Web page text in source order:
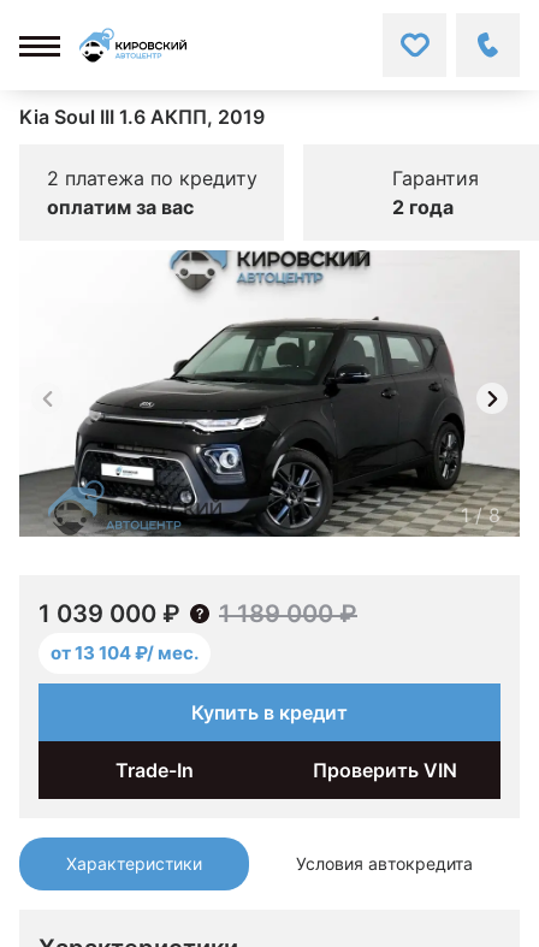
Kia Soul III 1.6 АКПП, 2019
2 платежа по кредиту
оплатим за вас
Гарантия
2 года
Характеристики Условия автокредита
1/8
1 039 000 ₽ 1 189 000 ₽
от 13 104 ₽/ мес.
Купить в кредит
Trade-In Проверить VIN